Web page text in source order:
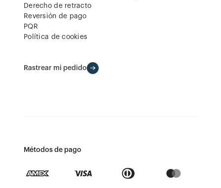
Derecho de retracto
Reversión de pago
PQR
Política de cookies
Rastrear mi pedido
Métodos de pago